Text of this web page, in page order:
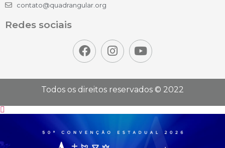
contato@quadrangular.org
Redes sociais
Todos os direitos reservados © 2022